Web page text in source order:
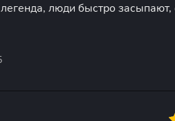
легенда, люди быстро засыпают,